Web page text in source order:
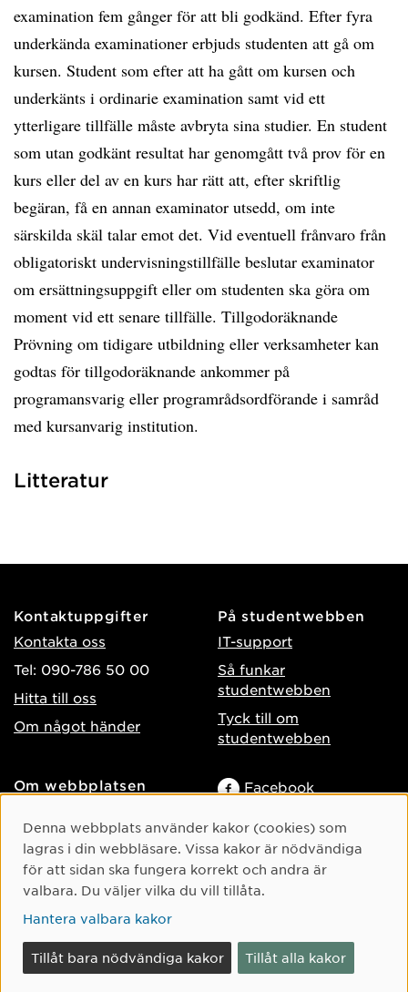
examination fem gånger för att bli godkänd. Efter fyra
underkända examinationer erbjuds studenten att gå om
kursen. Student som efter att ha gått om kursen och
underkänts i ordinarie examination samt vid ett
ytterligare tillfälle måste avbryta sina studier. En student
som utan godkänt resultat har genomgått två prov för en
kurs eller del av en kurs har rätt att, efter skriftlig
begäran, få en annan examinator utsedd, om inte
särskilda skäl talar emot det. Vid eventuell frånvaro från
obligatoriskt undervisningstillfälle beslutar examinator
om ersättningsuppgift eller om studenten ska göra om
moment vid ett senare tillfälle. Tillgodoräknande
Prövning om tidigare utbildning eller verksamheter kan
godtas för tillgodoräknande ankommer på
programansvarig eller programrådsordförande i samråd
med kursanvarig institution.
Litteratur
Kontaktuppgifter
Kontakta oss
Tel: 090-786 50 00
Hitta till oss
Om något händer
På studentwebben
IT-support
Så funkar
studentwebben
Tyck till om
studentwebben
Om webbplatsen
Behandling av
personuppgifter
Hantera kakor
Facebook
TikTok
Youtube
Cookie-samtycke
Denna webbplats använder kakor (cookies) som
lagras i din webbläsare. Vissa kakor är nödvändiga
för att sidan ska fungera korrekt och andra är
valbara. Du väljer vilka du vill tillåta.
Hantera valbara kakor
Tillåt bara nödvändiga kakor Tillåt alla kakor